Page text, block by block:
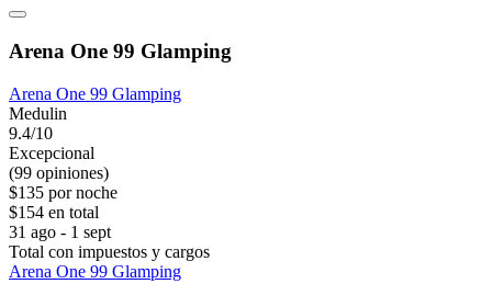
Arena One 99 Glamping
Arena One 99 Glamping
Medulin
9.4/10
Excepcional
(99 opiniones)
$135 por noche
$154 en total
31 ago - 1 sept
Total con impuestos y cargos
Arena One 99 Glamping